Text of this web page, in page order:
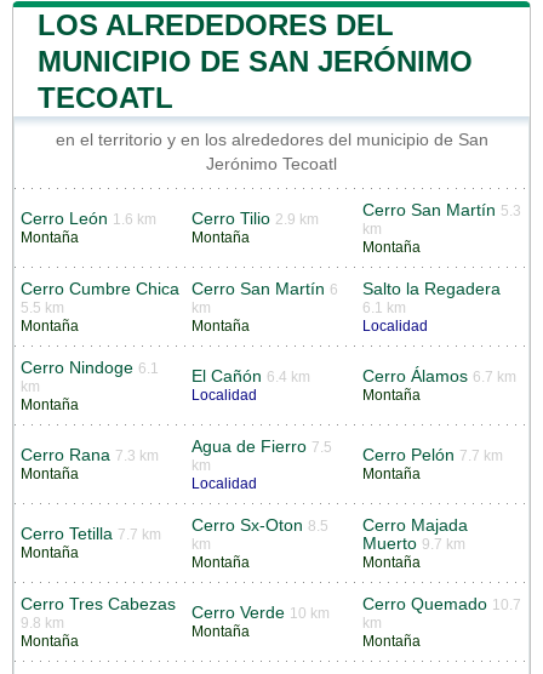
LOS ALREDEDORES DEL
MUNICIPIO DE SAN JERÓNIMO
TECOATL
en el territorio y en los alrededores del municipio de San
Jerónimo Tecoatl
Cerro León 1.6 km
Montaña
Cerro Tilio 2.9 km
Montaña
Cerro San Martín 5.3
km
Montaña
Cerro Cumbre Chica
5.5 km
Montaña
Cerro San Martín 6
km
Montaña
Salto la Regadera
6.1 km
Localidad
Cerro Nindoge 6.1
km
Montaña
El Cañón 6.4 km
Localidad
Cerro Álamos 6.7 km
Montaña
Cerro Rana 7.3 km
Montaña
Agua de Fierro 7.5
km
Localidad
Cerro Pelón 7.7 km
Montaña
Cerro Tetilla 7.7 km
Montaña
Cerro Sx-Oton 8.5
km
Montaña
Cerro Majada
Muerto 9.7 km
Montaña
Cerro Tres Cabezas
9.8 km
Montaña
Cerro Verde 10 km
Montaña
Cerro Quemado 10.7
km
Montaña